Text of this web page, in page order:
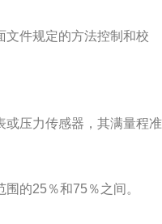
文件规定的方法控制和校
或压力传感器，其满量程准
围的25％和75％之间。